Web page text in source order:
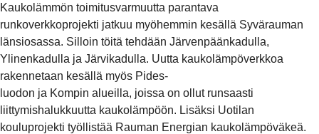
Kaukolämmön toimitusvarmuutta parantava
runkoverkkoprojekti jatkuu myöhemmin kesällä Syvärauman
länsiosassa. Silloin töitä tehdään Järvenpäänkadulla,
Ylinenkadulla ja Järvikadulla. Uutta kaukolämpöverkkoa
rakennetaan kesällä myös Pides-
luodon ja Kompin alueilla, joissa on ollut runsaasti
liittymishalukkuutta kaukolämpöön. Lisäksi Uotilan
kouluprojekti työllistää Rauman Energian kaukolämpöväkeä.